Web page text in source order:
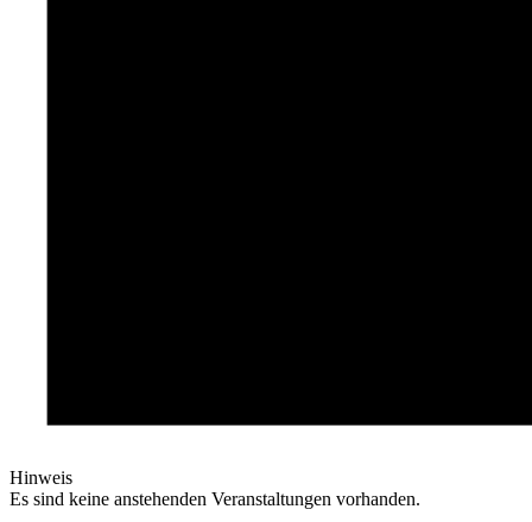
Hinweis
Es sind keine anstehenden Veranstaltungen vorhanden.